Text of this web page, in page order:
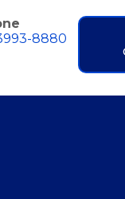
8880